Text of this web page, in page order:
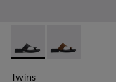
Twins - K201745-
Twins -
Twins